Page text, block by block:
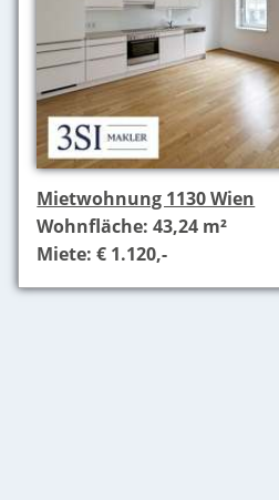
Mietwohnung 1130 Wien
Wohnfläche: 43,24 m²
Miete: € 1.120,-